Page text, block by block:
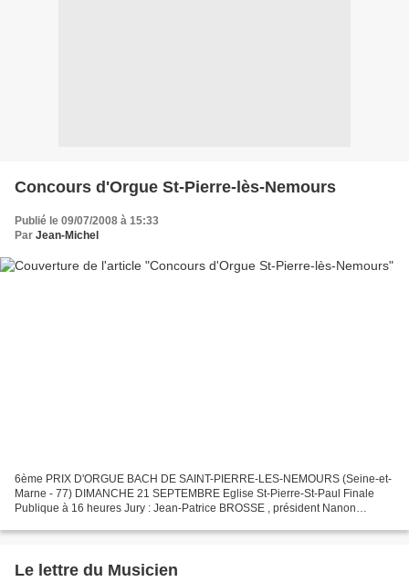
Concours d'Orgue St-Pierre-lès-Nemours
Publié le 09/07/2008 à 15:33
Par Jean-Michel
6ème PRIX D'ORGUE BACH DE SAINT-PIERRE-LES-NEMOURS (Seine-et-
Marne - 77) DIMANCHE 21 SEPTEMBRE Eglise St-Pierre-St-Paul Finale
Publique à 16 heures Jury : Jean-Patrice BROSSE , président Nanon
Le lettre du Musicien